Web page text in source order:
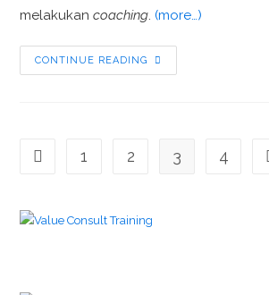
melakukancoaching. (more…)
CONTINUE READING
1 2 3 4